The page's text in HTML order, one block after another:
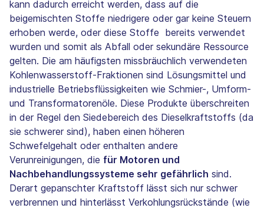
kann dadurch erreicht werden, dass auf die
beigemischten Stoffe niedrigere oder gar keine Steuern
erhoben werde, oder diese Stoffe bereits verwendet
wurden und somit als Abfall oder sekundäre Ressource
gelten. Die am häufigsten missbräuchlich verwendeten
Kohlenwasserstoff-Fraktionen sind Lösungsmittel und
industrielle Betriebsflüssigkeiten wie Schmier-, Umform-
und Transformatorenöle. Diese Produkte überschreiten
in der Regel den Siedebereich des Dieselkraftstoffs (da
sie schwerer sind), haben einen höheren
Schwefelgehalt oder enthalten andere
Verunreinigungen, die für Motoren und
Nachbehandlungssysteme sehr gefährlich sind.
Derart gepanschter Kraftstoff lässt sich nur schwer
verbrennen und hinterlässt Verkohlungsrückstände (wie